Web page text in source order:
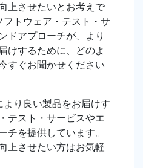
上させたいとお考えで
フトウェア・テスト・サ
ドアプローチが、より
けするために、どのよ
すぐお聞かせください
り良い製品をお届けす
テスト・サービスやエ
チを提供しています。
上させたい方はお気軽